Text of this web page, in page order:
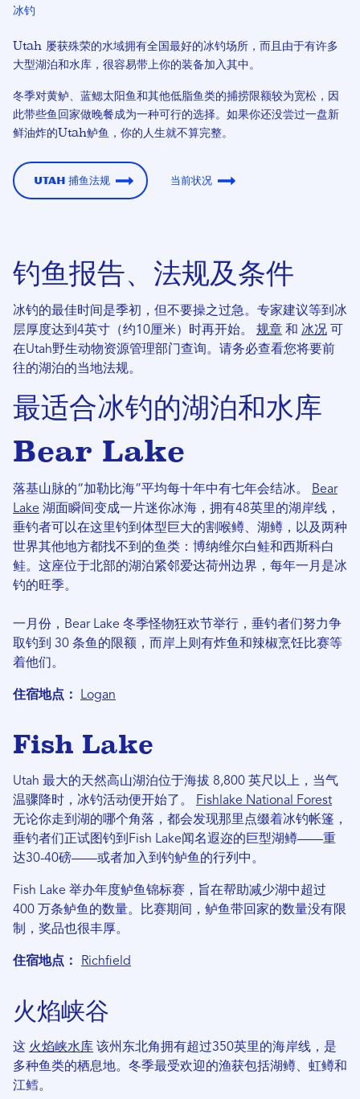
冰钓
Utah 屡获殊荣的水域拥有全国最好的冰钓场所，而且由于有许多
大型湖泊和水库，很容易带上你的装备加入其中。
冬季对黄鲈、蓝鳃太阳鱼和其他低脂鱼类的捕捞限额较为宽松，因
此带些鱼回家做晚餐成为一种可行的选择。如果你还没尝过一盘新
鲜油炸的Utah鲈鱼，你的人生就不算完整。
Utah 捕鱼法规 当前状况
钓鱼报告、法规及条件
冰钓的最佳时间是季初，但不要操之过急。专家建议等到冰
层厚度达到4英寸（约10厘米）时再开始。 规章 和 冰况 可
在Utah野生动物资源管理部门查询。请务必查看您将要前
往的湖泊的当地法规。
最适合冰钓的湖泊和水库
Bear Lake
落基山脉的“加勒比海”平均每十年中有七年会结冰。
Bear
Lake 湖面瞬间变成一片迷你冰海，拥有48英里的湖岸线，
垂钓者可以在这里钓到体型巨大的割喉鳟、湖鳟，以及两种
世界其他地方都找不到的鱼类：博纳维尔白鲑和西斯科白
鲑。这座位于北部的湖泊紧邻爱达荷州边界，每年一月是冰
钓的旺季。
一月份，Bear Lake 冬季怪物狂欢节举行，垂钓者们努力争
取钓到 30 条鱼的限额，而岸上则有炸鱼和辣椒烹饪比赛等
着他们。
住宿地点： Logan
Fish Lake
Utah 最大的天然高山湖泊位于海拔 8,800 英尺以上，当气
温骤降时，冰钓活动便开始了。
Fishlake National Forest
无论你走到湖的哪个角落，都会发现那里点缀着冰钓帐篷，
垂钓者们正试图钓到Fish Lake闻名遐迩的巨型湖鳟——重
达30-40磅——或者加入到钓鲈鱼的行列中。
Fish Lake 举办年度鲈鱼锦标赛，旨在帮助减少湖中超过
400 万条鲈鱼的数量。比赛期间，鲈鱼带回家的数量没有限
制，奖品也很丰厚。
住宿地点： Richfield
火焰峡谷
这 火焰峡水库 该州东北角拥有超过350英里的海岸线，是
多种鱼类的栖息地。冬季最受欢迎的渔获包括湖鳟、虹鳟和
江鳕。